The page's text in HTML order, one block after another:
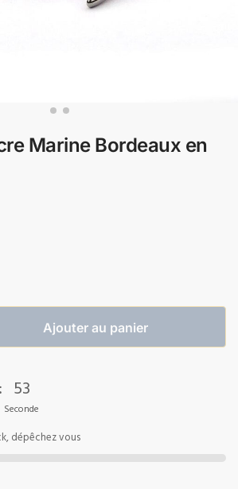
Marine Bordeaux en
Ajouter au panier
: 53
Seconde
dépêchez vous